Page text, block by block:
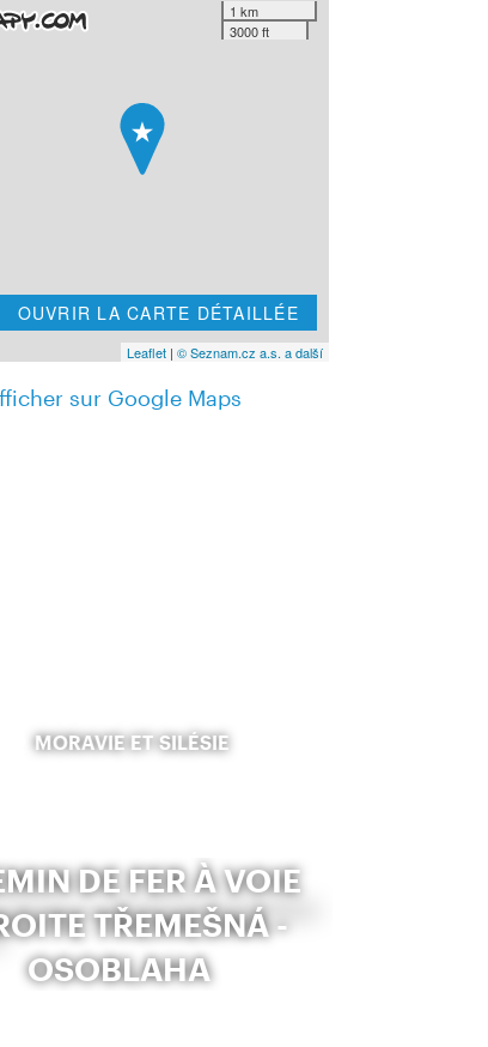
1 km
3000 ft
OUVRIR LA CARTE DÉTAILLÉE
Leaflet| © Seznam.cz a.s. a další
sur Google Maps
MORAVIE ET SILÉSIE
DE FER À VOIE
TŘEMEŠNÁ -
OSOBLAHA